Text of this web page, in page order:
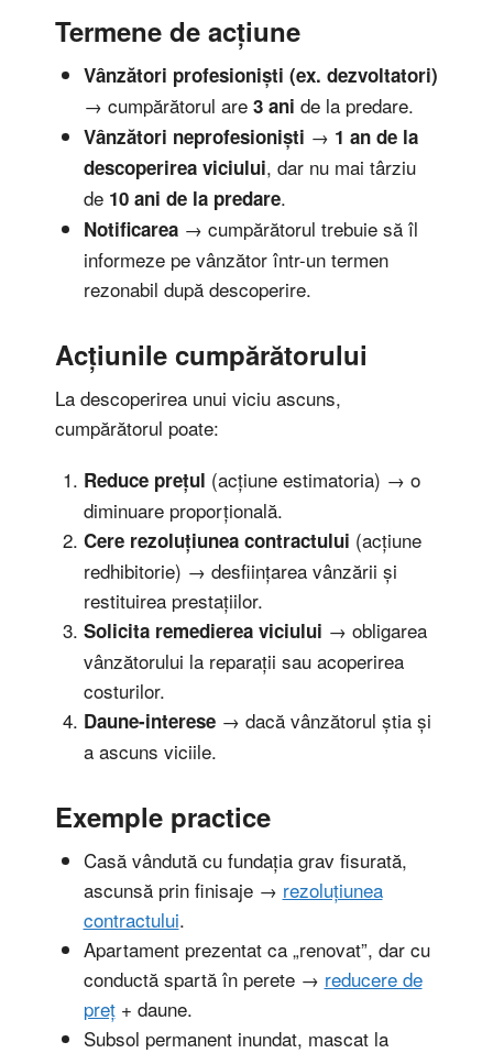
Termene de acțiune
Vânzători profesioniști (ex. dezvoltatori)
→ cumpărătorul are 3 ani de la predare.
Vânzători neprofesioniști → 1 an de la
descoperirea viciului, dar nu mai târziu
de 10 ani de la predare.
Notificarea→ cumpărătorul trebuie să îl
informeze pe vânzător într-un termen
rezonabil după descoperire.
Acțiunile cumpărătorului
La descoperirea unui viciu ascuns,
cumpărătorul poate:
Reduce prețul (acțiune estimatoria) → o
diminuare proporțională.
Cere rezoluțiunea contractului (acțiune
redhibitorie) → desființarea vânzării și
restituirea prestațiilor.
Solicita remedierea viciului → obligarea
vânzătorului la reparații sau acoperirea
costurilor.
Daune-interese→ dacă vânzătorul știa și
a ascuns viciile.
Exemple practice
Casă vândută cu fundația grav fisurată,
ascunsă prin finisaje → rezoluțiunea
contractului.
Apartament prezentat ca „renovat”, dar cu
conductă spartă în perete → reducere de
preț+ daune.
Subsol permanent inundat, mascat la